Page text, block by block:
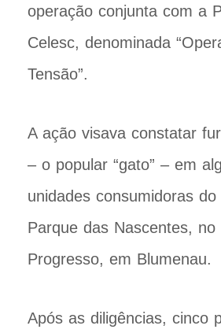
operação conjunta com a
Celesc, denominada
Tensão”.
A ação visava constatar
– o popular “gato” – em
unidades consumidoras
Parque das Nascentes, no
Progresso, em Blumenau.
Após as diligências, cinco